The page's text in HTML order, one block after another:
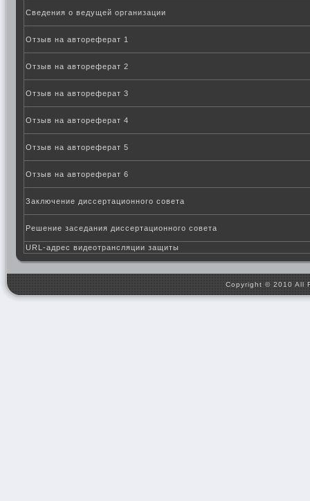
Сведения о ведущей организации
Отзыв на автореферат 1
Отзыв на автореферат 2
Отзыв на автореферат 3
Отзыв на автореферат 4
Отзыв на автореферат 5
Отзыв на автореферат 6
Заключение диссертационного совета
Решение заседания диссертационного совета
URL-адрес видеотрансляции защиты
Copyright © 2010 All